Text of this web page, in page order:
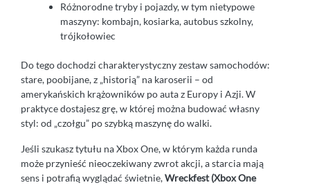
Różnorodne tryby i pojazdy, w tym nietypowe
maszyny: kombajn, kosiarka, autobus szkolny,
trójkołowiec
Do tego dochodzi charakterystyczny zestaw samochodów:
stare, poobijane, z „historią” na karoserii – od
amerykańskich krążowników po auta z Europy i Azji. W
praktyce dostajesz grę, w której można budować własny
styl: od „czołgu” po szybką maszynę do walki.
Jeśli szukasz tytułu na Xbox One, w którym każda runda
może przynieść nieoczekiwany zwrot akcji, a starcia mają
sens i potrafią wyglądać świetnie,Wreckfest (Xbox One